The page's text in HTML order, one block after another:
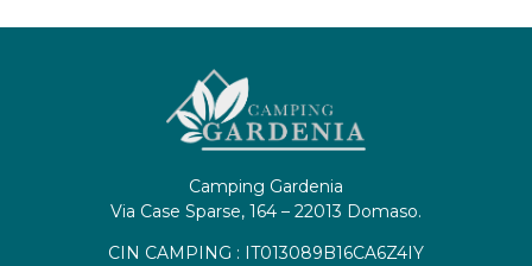
Camping Gardenia
Via Case Sparse, 164 – 22013 Domaso.
CIN CAMPING : IT013089B16CA6Z4IY